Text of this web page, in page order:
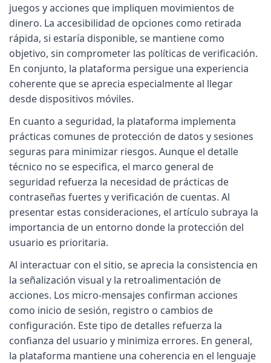
juegos y acciones que impliquen movimientos de
dinero. La accesibilidad de opciones como retirada
rápida, si estaría disponible, se mantiene como
objetivo, sin comprometer las políticas de verificación.
En conjunto, la plataforma persigue una experiencia
coherente que se aprecia especialmente al llegar
desde dispositivos móviles.
En cuanto a seguridad, la plataforma implementa
prácticas comunes de protección de datos y sesiones
seguras para minimizar riesgos. Aunque el detalle
técnico no se especifica, el marco general de
seguridad refuerza la necesidad de prácticas de
contraseñas fuertes y verificación de cuentas. Al
presentar estas consideraciones, el artículo subraya la
importancia de un entorno donde la protección del
usuario es prioritaria.
Al interactuar con el sitio, se aprecia la consistencia en
la señalización visual y la retroalimentación de
acciones. Los micro-mensajes confirman acciones
como inicio de sesión, registro o cambios de
configuración. Este tipo de detalles refuerza la
confianza del usuario y minimiza errores. En general,
la plataforma mantiene una coherencia en el lenguaje